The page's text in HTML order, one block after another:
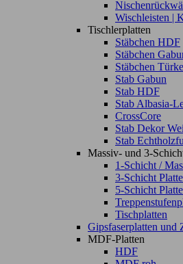
Wischleisten |
Tischlerplatten
Stäbchen HDF
Stäbchen
Stäbchen
Stab Gabun
Stab HDF
Stab Albasia-
CrossCore
Stab Dekor
Stab
Massiv- und 3-
1-Schicht /
3-Schicht
5-Schicht
Tischplatten
Gipsfaserplatten und
MDF-Platten
HDF